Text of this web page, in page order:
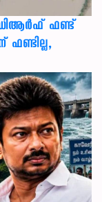
ഫണ്ട്
ഫണ്ടില്ല,